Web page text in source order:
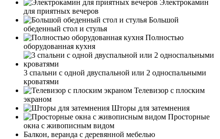
Электрокамин
для приятных вечеров
Большой
обеденный стол и стулья
Полностью
оборудованная кухня
3 спальни с одной двуспальной или 2 односпальными
кроватями
Телевизор с плоским
экраном
Шторы для затемнения
Просторные
окна с живописным видом
Балкон, веранда с деревянной мебелью